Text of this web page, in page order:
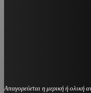
Απαγορεύεται η μερική ή ολική